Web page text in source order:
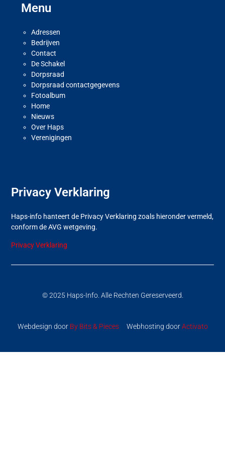
Menu
Adressen
Bedrijven
Contact
De Schakel
Dorpsraad
Dorpsraad contactgegevens
Fotoalbum
Home
Nieuws
Over Haps
Verenigingen
Privacy Verklaring
Haps-info hanteert de Privacy Verklaring zoals hieronder vermeld,
conform de AVG wetgeving.
Privacy Verklaring
© 2025 Haps-Info. Alle Rechten Gereserveerd.
Webdesign door By Bits & PiecesWebhosting doorActivato